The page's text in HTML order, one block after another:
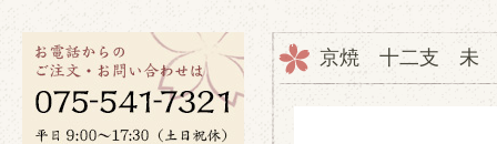
京焼 十二支 未